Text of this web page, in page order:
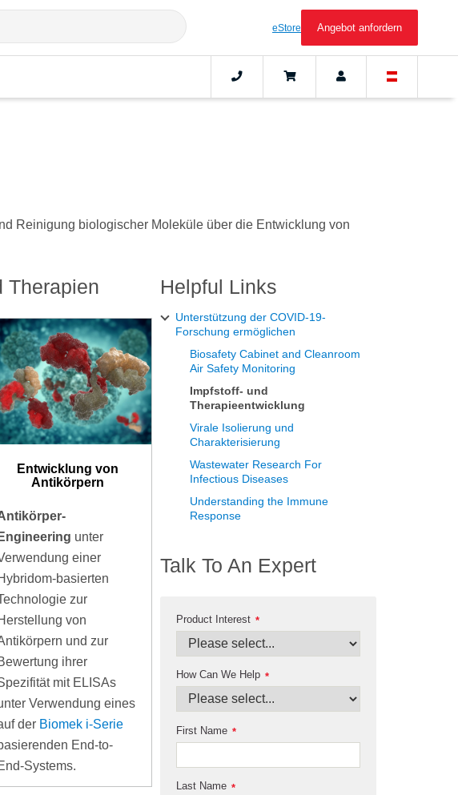
eStore Angebot anfordern
Reinigung biologischer Moleküle über die Entwicklung von
Therapien
Entwicklung von
Antikörpern
Engineering unter
einer
basierten
zur
von
und zur
ihrer
mit ELISAs
Verwendung eines
der Biomek i-Serie
End-to-
Systems.
Helpful Links
Unterstützung der COVID-19-
Forschung ermöglichen
Biosafety Cabinet and Cleanroom
Air Safety Monitoring
Impfstoff- und
Therapieentwicklung
Virale Isolierung und
Charakterisierung
Wastewater Research For
Infectious Diseases
Understanding the Immune
Response
Talk To An Expert
*
Product Interest
*
How Can We Help
*
First Name
*
Last Name